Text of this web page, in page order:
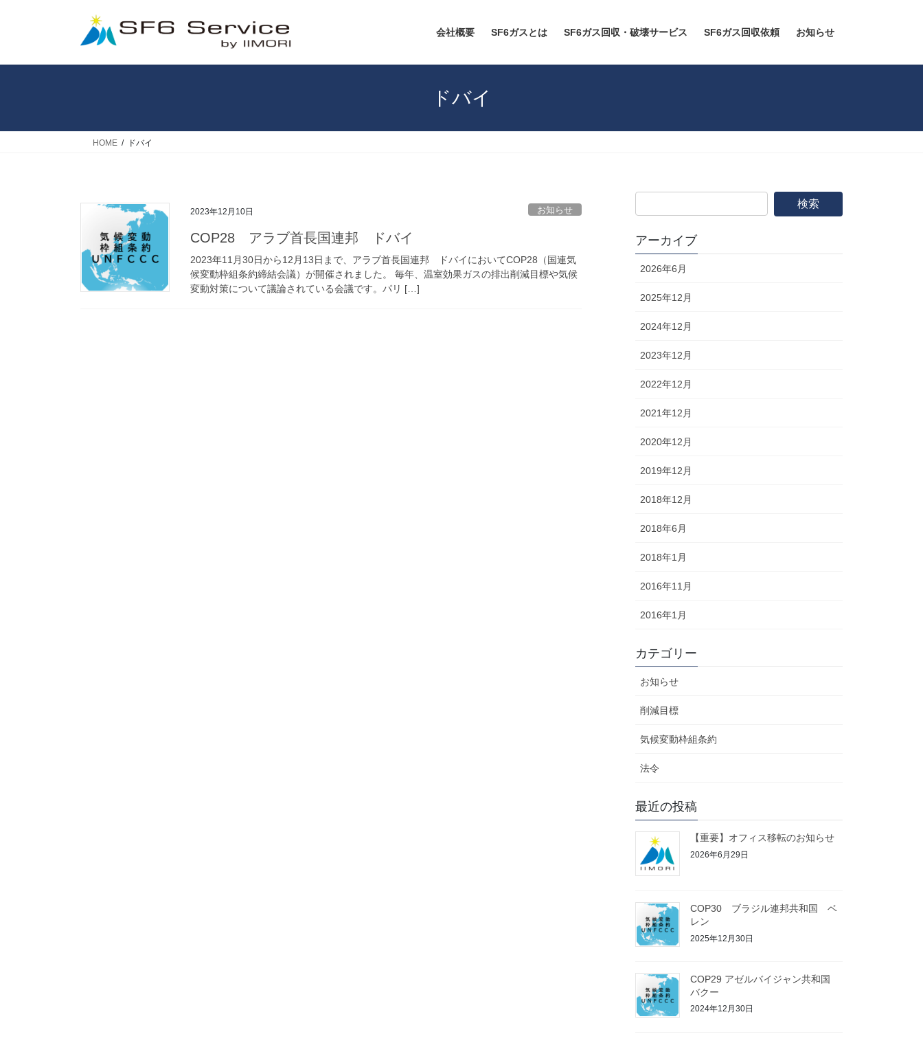
会社概要 SF6ガスとは SF6ガス回収・破壊サービス SF6ガス回収依頼 お知らせ
ドバイ
HOME ドバイ
2023年12月10日 お知らせ
COP28 アラブ首長国連邦 ドバイ
2023年11月30日から12月13日まで、アラブ首長国連邦 ドバイにおいてCOP28（国連気
候変動枠組条約締結会議）が開催されました。 毎年、温室効果ガスの排出削減目標や気候
変動対策について議論されている会議です。パリ […]
アーカイブ
2026年6月
2025年12月
2024年12月
2023年12月
2022年12月
2021年12月
2020年12月
2019年12月
2018年12月
2018年6月
2018年1月
2016年11月
2016年1月
カテゴリー
お知らせ
削減目標
気候変動枠組条約
法令
最近の投稿
【重要】オフィス移転のお知らせ
2026年6月29日
COP30 ブラジル連邦共和国 ベ
レン
2025年12月30日
COP29 アゼルバイジャン共和国
バクー
2024年12月30日